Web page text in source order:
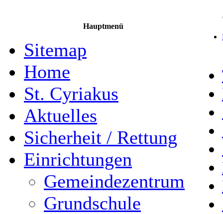
Hauptmenü
Sitemap
Home
St. Cyriakus
Aktuelles
Sicherheit / Rettung
Einrichtungen
Gemeindezentrum
Grundschule